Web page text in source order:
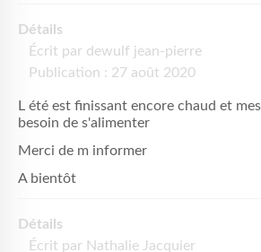
Détails
Écrit par dewulf jean-pierre
Publication : 27 août 2020
L été est finissant encore chaud et
besoin de s'alimenter
Merci de m informer
A bientôt
Détails
Écrit par Nathalie Jacquier